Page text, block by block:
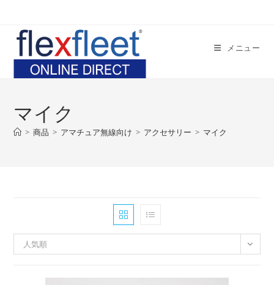
メニュー
マイク
> 商品 > アマチュア無線向け > アクセサリー > マイク
人気順